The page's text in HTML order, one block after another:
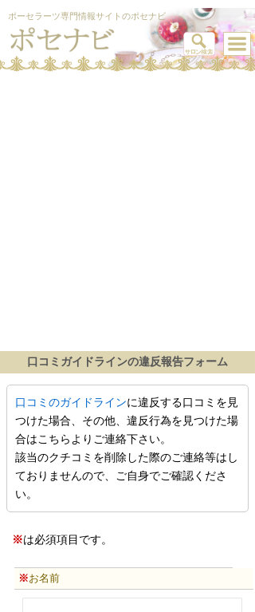
ポーセラーツ専門情報サイトのポセナビ
口コミガイドラインの違反報告フォーム
口コミのガイドラインに違反する口コミを見
つけた場合、その他、違反行為を見つけた場
合はこちらよりご連絡下さい。
該当のクチコミを削除した際のご連絡等はし
ておりませんので、ご自身でご確認くださ
い。
※は必須項目です。
※お名前